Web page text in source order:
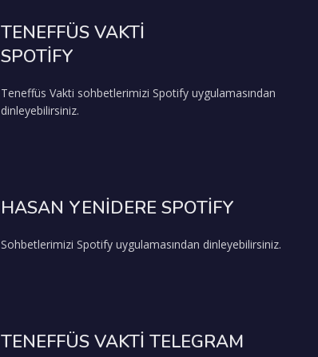
TENEFFÜS VAKTİ
SPOTİFY
Teneffüs Vakti sohbetlerimizi Spotify uygulamasından
dinleyebilirsiniz.
HASAN YENİDERE SPOTİFY
Sohbetlerimizi Spotify uygulamasından dinleyebilirsiniz.
TENEFFÜS VAKTİ TELEGRAM